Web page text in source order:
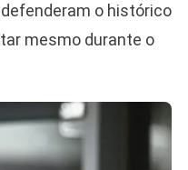
o histórico
mesmo durante o